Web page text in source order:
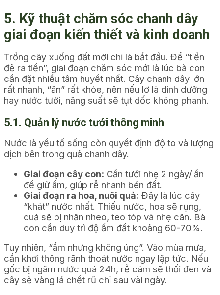
5. Kỹ thuật chăm sóc chanh dây
giai đoạn kiến thiết và kinh doanh
Trồng cây xuống đất mới chỉ là bắt đầu. Để “tiền
đẻ ra tiền”, giai đoạn chăm sóc mới là lúc bà con
cần đặt nhiều tâm huyết nhất. Cây chanh dây lớn
rất nhanh, “ăn” rất khỏe, nên nếu lơ là dinh dưỡng
hay nước tưới, năng suất sẽ tụt dốc không phanh.
5.1. Quản lý nước tưới thông minh
Nước là yếu tố sống còn quyết định độ to và lượng
dịch bên trong quả chanh dây.
Giai đoạn cây con: Cần tưới nhẹ 2 ngày/lần
để giữ ẩm, giúp rễ nhanh bén đất.
Giai đoạn ra hoa, nuôi quả: Đây là lúc cây
“khát” nước nhất. Thiếu nước, hoa sẽ rụng,
quả sẽ bị nhăn nheo, teo tóp và nhẹ cân. Bà
con cần duy trì độ ẩm đất khoảng 60-70%.
Tuy nhiên, “ẩm nhưng không úng”. Vào mùa mưa,
cần khơi thông rãnh thoát nước ngay lập tức. Nếu
gốc bị ngâm nước quá 24h, rễ cám sẽ thối đen và
cây sẽ vàng lá chết rũ chỉ sau vài ngày.